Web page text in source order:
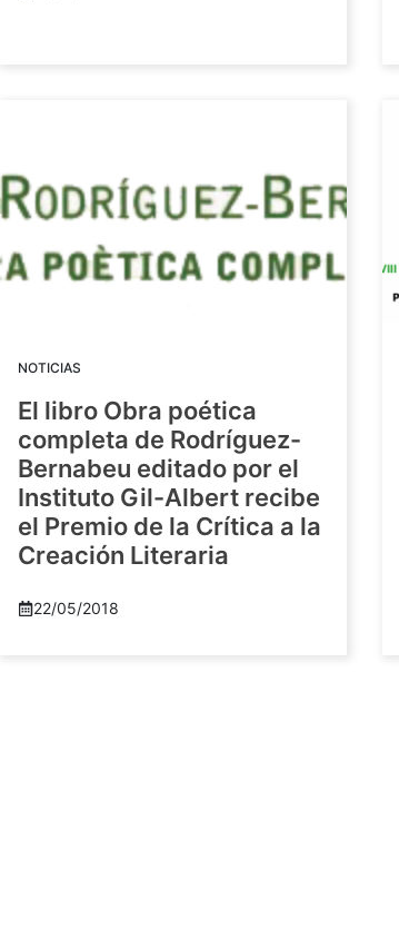
NOTICIAS
El libro Obra poética
completa de Rodríguez-
Bernabeu editado por el
Instituto Gil-Albert recibe
el Premio de la Crítica a la
Creación Literaria
22/05/2018